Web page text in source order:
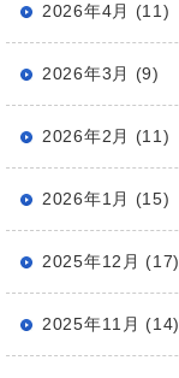
2026年4月 (11)
2026年3月 (9)
2026年2月 (11)
2026年1月 (15)
2025年12月 (17)
2025年11月 (14)